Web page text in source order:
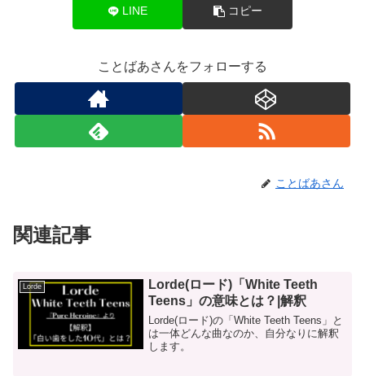
LINE コピー
ことばあさんをフォローする
ことばあさん
関連記事
Lorde
Lorde(ロード)「White Teeth
Teens」の意味とは？|解釈
Lorde(ロード)の「White Teeth Teens」と
は一体どんな曲なのか、自分なりに解釈
します。